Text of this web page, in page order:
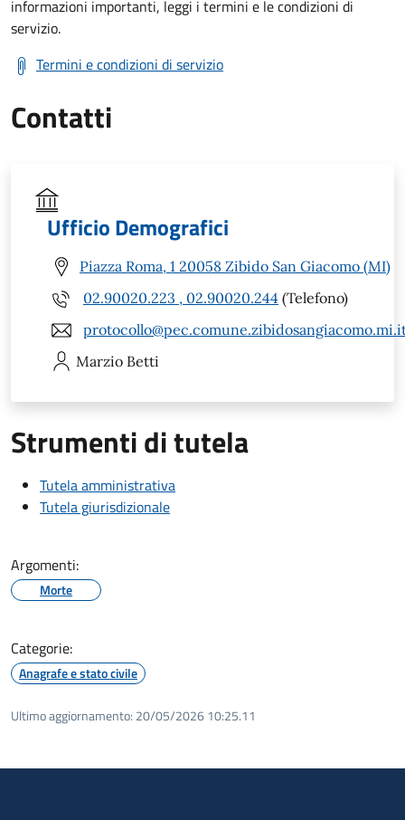
informazioni importanti, leggi i termini e le condizioni di
servizio.
Termini e condizioni di servizio
Contatti
Ufficio Demografici
Piazza Roma, 1 20058 Zibido San Giacomo (MI)
02.90020.223 , 02.90020.244 (Telefono)
Marzio Betti
Strumenti di tutela
Tutela amministrativa
Tutela giurisdizionale
Argomenti:
Morte
Categorie:
Anagrafe e stato civile
Ultimo aggiornamento: 20/05/2026 10:25.11